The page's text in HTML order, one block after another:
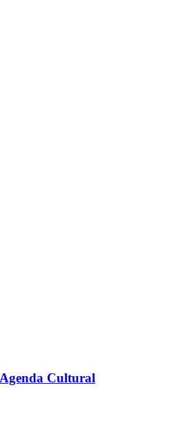
Cultural